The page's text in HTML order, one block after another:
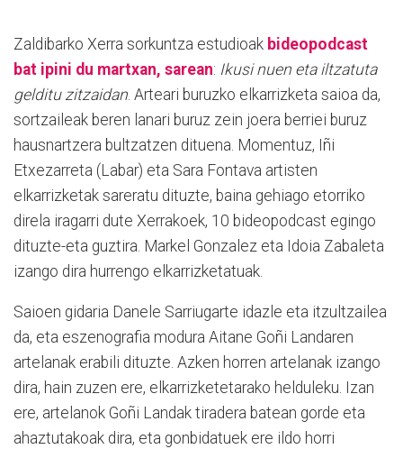
Zaldibarko Xerra sorkuntza estudioak bideopodcast
bat ipini du martxan, sarean: Ikusi nuen eta iltzatuta
gelditu zitzaidan . Arteari buruzko elkarrizketa saioa da,
sortzaileak beren lanari buruz zein joera berriei buruz
hausnartzera bultzatzen dituena. Momentuz, Iñi
Etxezarreta (Labar) eta Sara Fontava artisten
elkarrizketak sareratu dituzte, baina gehiago etorriko
direla iragarri dute Xerrakoek, 10 bideopodcast egingo
dituzte-eta guztira. Markel Gonzalez eta Idoia Zabaleta
izango dira hurrengo elkarrizketatuak.
Saioen gidaria Danele Sarriugarte idazle eta itzultzailea
da, eta eszenografia modura Aitane Goñi Landaren
artelanak erabili dituzte. Azken horren artelanak izango
dira, hain zuzen ere, elkarrizketetarako helduleku. Izan
ere, artelanok Goñi Landak tiradera batean gorde eta
ahaztutakoak dira, eta gonbidatuek ere ildo horri